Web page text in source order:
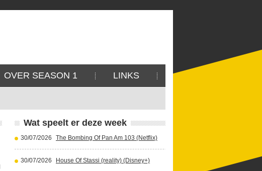
OVER SEASON 1 LINKS
Wat speelt er deze week
30/07/2026 The Bombing Of Pan Am 103 (Netflix)
30/07/2026 House Of Stassi (reality) (Disney+)